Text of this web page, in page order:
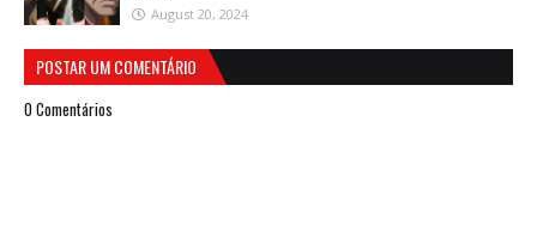
August 20, 2024
POSTAR UM COMENTÁRIO
0 Comentários